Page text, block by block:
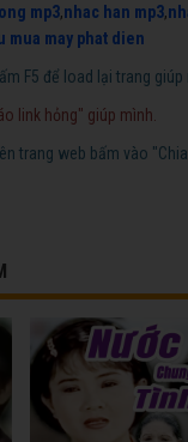
mp3,nhac han mp3,
mua may phat dien
F5 để load lại trang giúp
link hỏng" giúp mình.
trang web bấm vào